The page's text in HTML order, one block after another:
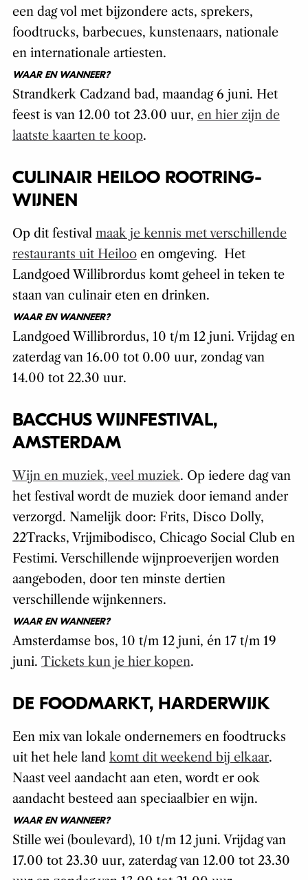
een dag vol met bijzondere acts, sprekers,
foodtrucks, barbecues, kunstenaars, nationale
en internationale artiesten.
WAAR EN WANNEER?
Strandkerk Cadzand bad, maandag 6 juni. Het
feest is van 12.00 tot 23.00 uur, en hier zijn de
laatste kaarten te koop.
CULINAIR HEILOO ROOTRING-
WIJNEN
Op dit festival maak je kennis met verschillende
restaurants uit Heilooen omgeving. Het
Landgoed Willibrordus komt geheel in teken te
staan van culinair eten en drinken.
WAAR EN WANNEER?
Landgoed Willibrordus, 10 t/m 12 juni. Vrijdag en
zaterdag van 16.00 tot 0.00 uur, zondag van
14.00 tot 22.30 uur.
BACCHUS WIJNFESTIVAL,
AMSTERDAM
Wijn en muziek, veel muziek. Op iedere dag van
het festival wordt de muziek door iemand ander
verzorgd. Namelijk door: Frits, Disco Dolly,
22Tracks, Vrijmibodisco, Chicago Social Club en
Festimi. Verschillende wijnproeverijen worden
aangeboden, door ten minste dertien
verschillende wijnkenners.
WAAR EN WANNEER?
Amsterdamse bos, 10 t/m 12 juni, én 17 t/m 19
juni. Tickets kun je hier kopen.
DE FOODMARKT, HARDERWIJK
Een mix van lokale ondernemers en foodtrucks
uit het hele land komt dit weekend bij elkaar.
Naast veel aandacht aan eten, wordt er ook
aandacht besteed aan speciaalbier en wijn.
WAAR EN WANNEER?
Stille wei (boulevard), 10 t/m 12 juni. Vrijdag van
17.00 tot 23.30 uur, zaterdag van 12.00 tot 23.30